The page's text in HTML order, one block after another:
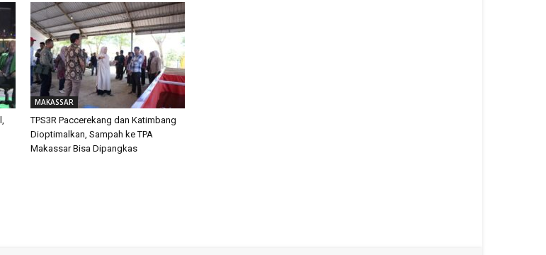
MAKASSAR
TPS3R Paccerekang dan Katimbang
Dioptimalkan, Sampah ke TPA
Makassar Bisa Dipangkas